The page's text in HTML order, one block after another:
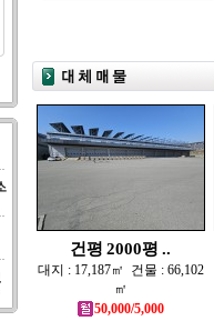
건평 2000평 ..
대지 : 17,187㎡ 건물 : 66,102
㎡
50,000/5,000